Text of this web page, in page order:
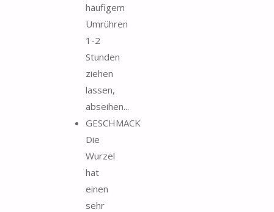
häufigem
Umrühren
1-2
Stunden
ziehen
lassen,
abseihen...
GESCHMACK
Die
Wurzel
hat
einen
sehr